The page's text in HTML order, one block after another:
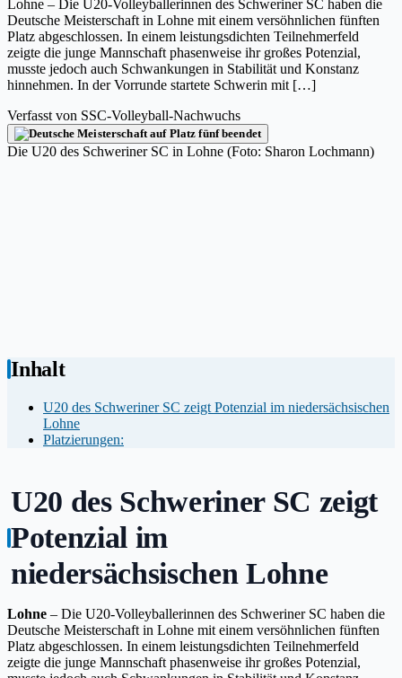
Lohne – Die U20-Volleyballerinnen des Schweriner SC haben die
Deutsche Meisterschaft in Lohne mit einem versöhnlichen fünften
Platz abgeschlossen. In einem leistungsdichten Teilnehmerfeld
zeigte die junge Mannschaft phasenweise ihr großes Potenzial,
musste jedoch auch Schwankungen in Stabilität und Konstanz
hinnehmen. In der Vorrunde startete Schwerin mit […]
Verfasst von SSC-Volleyball-Nachwuchs
Die U20 des Schweriner SC in Lohne (Foto: Sharon Lochmann)
Inhalt
U20 des Schweriner SC zeigt Potenzial im niedersächsischen
Lohne
Platzierungen:
U20 des Schweriner SC zeigt
Potenzial im
niedersächsischen Lohne
Lohne – Die U20-Volleyballerinnen des Schweriner SC haben die
Deutsche Meisterschaft in Lohne mit einem versöhnlichen fünften
Platz abgeschlossen. In einem leistungsdichten Teilnehmerfeld
zeigte die junge Mannschaft phasenweise ihr großes Potenzial,